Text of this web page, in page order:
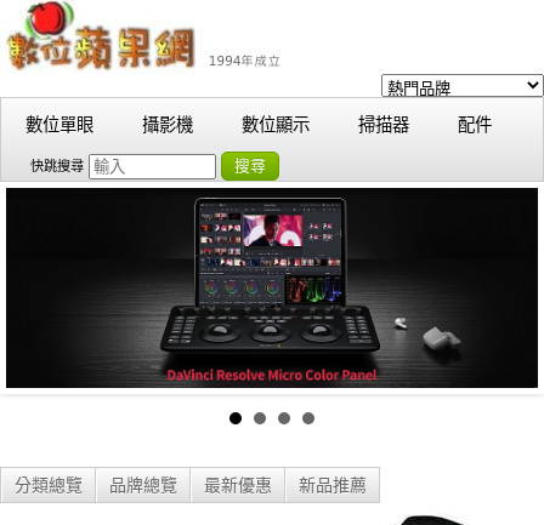
數位單眼 攝影機 數位顯示 掃描器 配件
快跳搜尋 搜尋
分類總覽 品牌總覽 最新優惠 新品推薦